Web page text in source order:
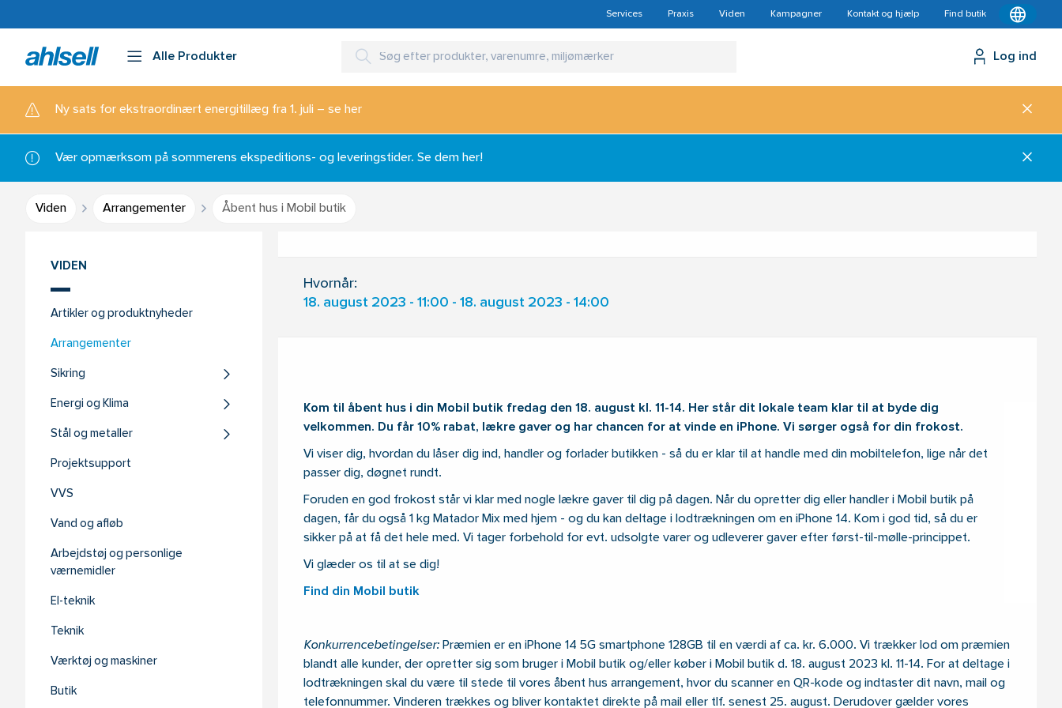
Services Praxis Viden Kampagner Kontakt og hjælp Find butik
Alle Produkter Log ind
Ny sats for ekstraordinært energitillæg fra 1. juli – se her
Vær opmærksom på sommerens ekspeditions- og leveringstider. Se dem her!
Viden Arrangementer Åbent hus i Mobil butik
VIDEN
Artikler og produktnyheder
Arrangementer
Sikring
Energi og Klima
Stål og metaller
Projektsupport
VVS
Vand og afløb
Arbejdstøj og personlige
værnemidler
El-teknik
Teknik
Værktøj og maskiner
Butik
Hvornår:
18. august 2023 - 11:00 - 18. august 2023 - 14:00
Kom til åbent hus i din Mobil butik fredag den 18. august kl. 11-14. Her står dit lokale team klar til at byde dig
velkommen. Du får 10% rabat, lækre gaver og har chancen for at vinde en iPhone. Vi sørger også for din frokost.
Vi viser dig, hvordan du låser dig ind, handler og forlader butikken - så du er klar til at handle med din mobiltelefon, lige når det
passer dig, døgnet rundt.
Foruden en god frokost står vi klar med nogle lækre gaver til dig på dagen. Når du opretter dig eller handler i Mobil butik på
dagen, får du også 1 kg Matador Mix med hjem - og du kan deltage i lodtrækningen om en iPhone 14. Kom i god tid, så du er
sikker på at få det hele med. Vi tager forbehold for evt. udsolgte varer og udleverer gaver efter først-til-mølle-princippet.
Vi glæder os til at se dig!
Find din Mobil butik
Konkurrencebetingelser: Præmien er en iPhone 14 5G smartphone 128GB til en værdi af ca. kr. 6.000. Vi trækker lod om præmien
blandt alle kunder, der opretter sig som bruger i Mobil butik og/eller køber i Mobil butik d. 18. august 2023 kl. 11-14. For at deltage i
lodtrækningen skal du være til stede til vores åbent hus arrangement, hvor du scanner en QR-kode og indtaster dit navn, mail og
telefonnummer. Vinderen trækkes og bliver kontaktet direkte på mail eller tlf. senest 25. august. Derudover gælder vores